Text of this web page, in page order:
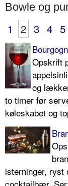
Bowle og
1 2 3 4 5
Opskrift
og
to timer før
køleskabet og
isterninger,